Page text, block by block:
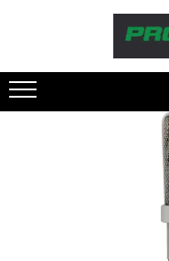
Sonorizare / PA